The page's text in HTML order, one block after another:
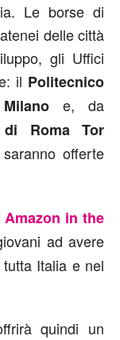
Le borse di
delle città
gli Uffici
il Politecnico
e, da
di Roma Tor
offerte
Amazon in the
ad avere
Italia e nel
quindi un